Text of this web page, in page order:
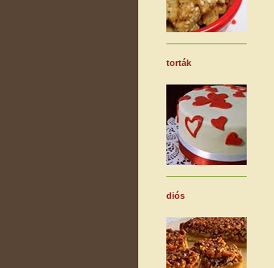
torták
diós